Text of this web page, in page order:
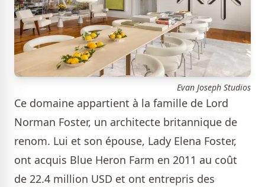
Evan Joseph Studios
Ce domaine appartient à la famille de Lord
Norman Foster, un architecte britannique de
renom. Lui et son épouse, Lady Elena Foster,
ont acquis Blue Heron Farm en 2011 au coût
de 22.4 million USD et ont entrepris des